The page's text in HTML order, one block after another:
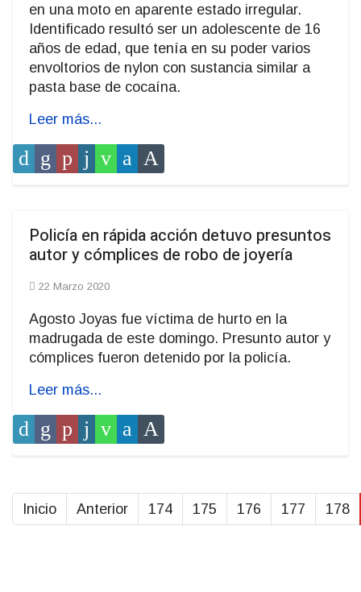
en una moto en aparente estado irregular.
Identificado resultó ser un adolescente de 16
años de edad, que tenía en su poder varios
envoltorios de nylon con sustancia similar a
pasta base de cocaína.
Leer más...
Policía en rápida acción detuvo presuntos
autor y cómplices de robo de joyería
22 Marzo 2020
Agosto Joyas fue víctima de hurto en la
madrugada de este domingo. Presunto autor y
cómplices fueron detenido por la policía.
Leer más...
Inicio Anterior 174 175 176 177 178